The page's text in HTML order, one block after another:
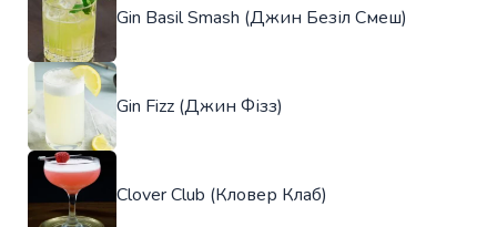
Gin Basil Smash (Джин Безіл Смеш)
Gin Fizz (Джин Фізз)
Clover Club (Кловер Клаб)